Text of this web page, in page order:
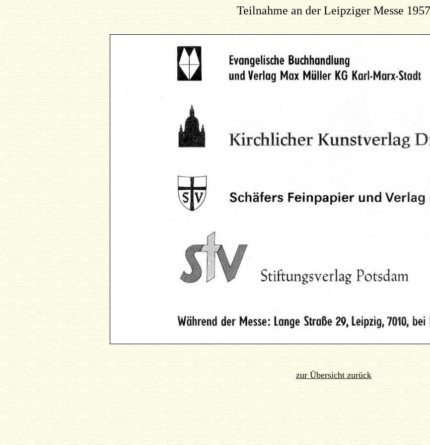
Teilnahme an der Leipziger Messe 1957
zur Übersicht zurück